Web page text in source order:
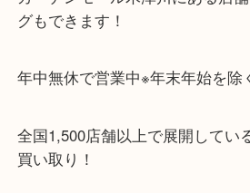
のご来店も大歓迎です！
・当店特徴